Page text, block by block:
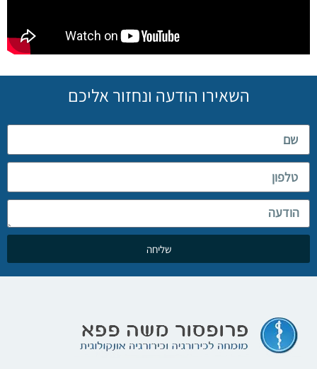
השאירו הודעה ונחזור אליכם
שליחה